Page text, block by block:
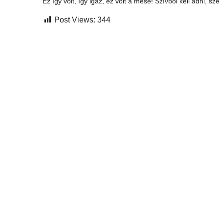
Post Views: 344